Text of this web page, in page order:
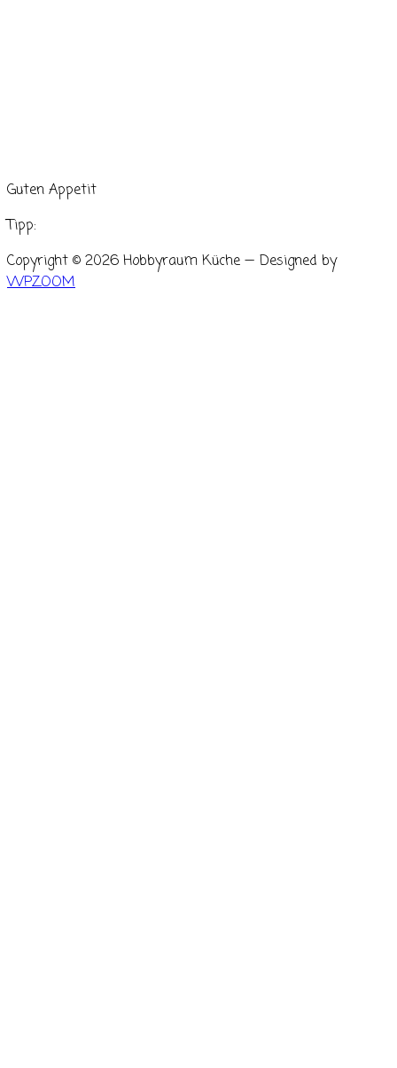
Guten Appetit
Tipp:
Copyright © 2026 Hobbyraum Küche — Designed by
WPZOOM